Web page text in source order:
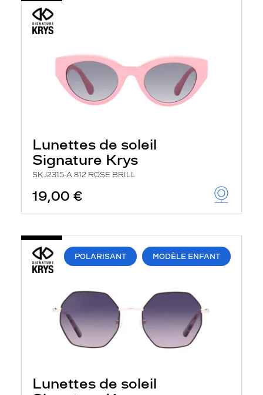
Lunettes de soleil
Signature Krys
SKJ2315-A 812 ROSE BRILL
19,00 €
POLARISANT MODÈLE ENFANT
Lunettes de soleil